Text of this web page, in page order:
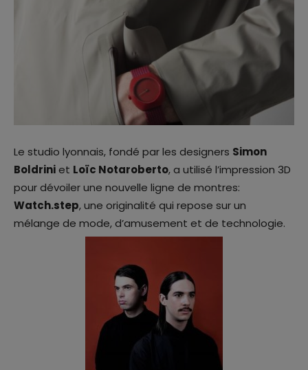
Le studio lyonnais, fondé par les designers Simon
Boldriniet Loïc Notaroberto, a utilisé l’impression 3D
pour dévoiler une nouvelle ligne de montres:
Watch.step, une originalité qui repose sur un
mélange de mode, d’amusement et de technologie.